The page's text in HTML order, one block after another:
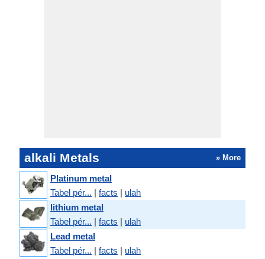
alkali Metals » More
Platinum metal
Tabel pér... | facts | ulah
lithium metal
Tabel pér... | facts | ulah
Lead metal
Tabel pér... | facts | ulah